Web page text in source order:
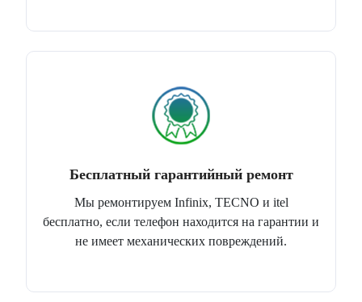
Бесплатный гарантийный ремонт
Мы ремонтируем Infinix, TECNO и itel
бесплатно, если телефон находится на гарантии и
не имеет механических повреждений.